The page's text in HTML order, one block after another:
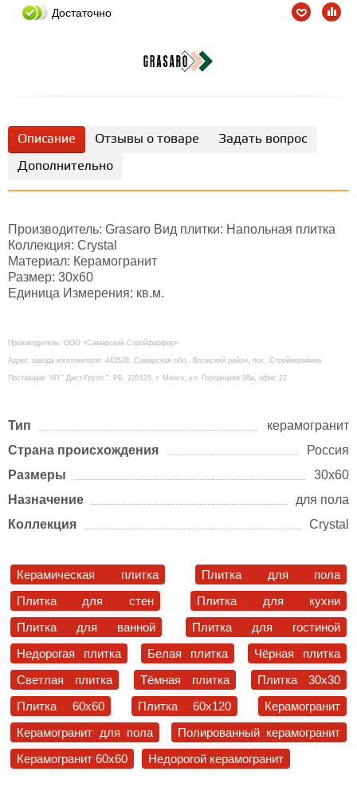
Достаточно
Описание Отзывы о товаре
Задать вопрос
Дополнительно
Производитель: Grasaro Вид плитки: Напольная плитка
Коллекция: Crystal
Материал: Керамогранит
Размер: 30х60
Единица Измерения: кв.м.
Производитель: ООО «Самарский Стройфарфор»
Адрес завода изготовителя: 443528, Самарская обл., Волжский район, пос. Стройкерамика
Поставщик: ЧП " Дист-Групп ", РБ, 220125, г. Минск, ул. Городецкая 38а, офис 22
Тип
керамогранит
Страна происхождения
Россия
Размеры
30х60
Назначение
для пола
Коллекция
Crystal
Керамическая плитка
Плитка для пола
Плитка для стен
Плитка для кухни
Плитка для ванной
Плитка для гостиной
Недорогая плитка
Белая плитка
Чёрная плитка
Светлая плитка
Тёмная плитка
Плитка 30x30
Плитка 60x60
Плитка 60x120
Керамогранит
Керамогранит для пола
Полированный керамогранит
Керамогранит 60x60
Недорогой керамогранит